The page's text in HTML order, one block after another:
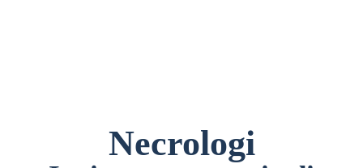
Necrologi